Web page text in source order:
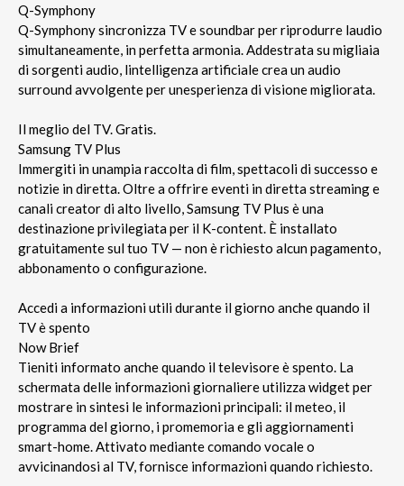
Q-Symphony
Q-Symphony sincronizza TV e soundbar per riprodurre laudio
simultaneamente, in perfetta armonia. Addestrata su migliaia
di sorgenti audio, lintelligenza artificiale crea un audio
surround avvolgente per unesperienza di visione migliorata.
Il meglio del TV. Gratis.
Samsung TV Plus
Immergiti in unampia raccolta di film, spettacoli di successo e
notizie in diretta. Oltre a offrire eventi in diretta streaming e
canali creator di alto livello, Samsung TV Plus è una
destinazione privilegiata per il K-content. È installato
gratuitamente sul tuo TV — non è richiesto alcun pagamento,
abbonamento o configurazione.
Accedi a informazioni utili durante il giorno anche quando il
TV è spento
Now Brief
Tieniti informato anche quando il televisore è spento. La
schermata delle informazioni giornaliere utilizza widget per
mostrare in sintesi le informazioni principali: il meteo, il
programma del giorno, i promemoria e gli aggiornamenti
smart-home. Attivato mediante comando vocale o
avvicinandosi al TV, fornisce informazioni quando richiesto.